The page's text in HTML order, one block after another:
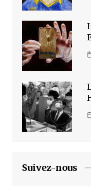
Suivez-nous